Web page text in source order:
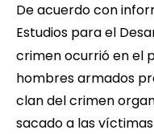
De acuerdo con
Estudios para el
crimen ocurrió en el
hombres armados
clan del crimen
sacado a las